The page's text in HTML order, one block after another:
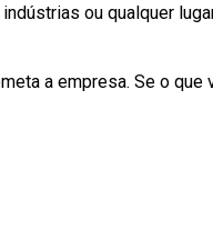
ou qualquer
a empresa. Se o que